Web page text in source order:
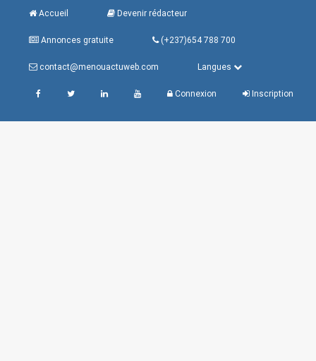
Accueil Devenir rédacteur
Annonces gratuite (+237)654 788 700
contact@menouactuweb.com Langues
Connexion Inscription